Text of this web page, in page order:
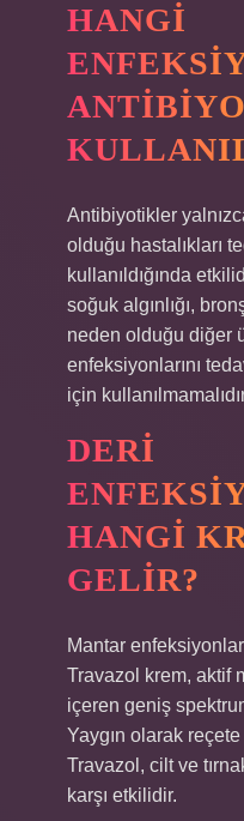
HANGI
Antibiyotikler
olduğu hastalıkları
kullanıldığında
soğuk algınlığı,
neden olduğu diğer
enfeksiyonlarını
için
DERI
HANGI
GELIR?
Mantar
Travazol krem, aktif
içeren geniş
Yaygın olarak
Travazol, cilt ve
karşı etkilidir.